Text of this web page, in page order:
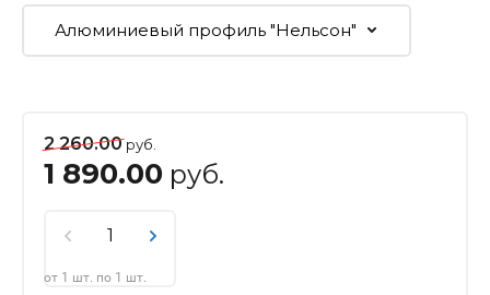
2 260.00руб.
1 890.00 руб.
от 1 шт. по 1 шт.